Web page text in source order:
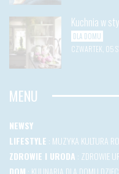
Kuchnia w
DLA DOMU
CZWARTEK, 05
MENU
NEWSY
LIFESTYLE : MUZYKA KULTURA
ZDROWIE I URODA : ZDROWIE
DOM : KULINARIA DLA DOMU